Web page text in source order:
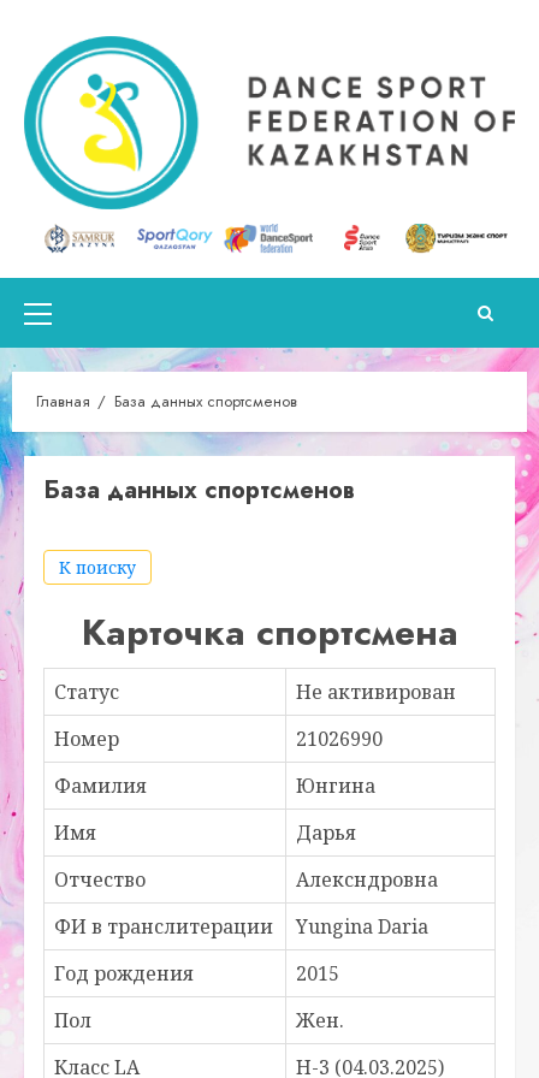
содержимому
Основное
меню
Главная База данных спортсменов
База данных спортсменов
К поиску
Карточка спортсмена
Статус
Не активирован
Номер
21026990
Фамилия
Юнгина
Имя
Дарья
Отчество
Алексндровна
ФИ в транслитерации
Yungina Daria
Год рождения
2015
Пол
Жен.
Класс LA
H-3 (04.03.2025)